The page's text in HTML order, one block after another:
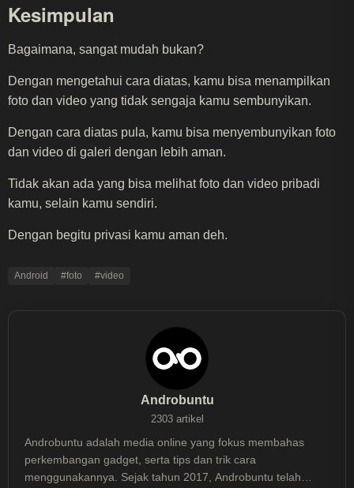
Kesimpulan
Bagaimana, sangat mudah bukan?
Dengan mengetahui cara diatas, kamu bisa menampilkan
foto dan video yang tidak sengaja kamu sembunyikan.
Dengan cara diatas pula, kamu bisa menyembunyikan foto
dan video di galeri dengan lebih aman.
Tidak akan ada yang bisa melihat foto dan video pribadi
kamu, selain kamu sendiri.
Dengan begitu privasi kamu aman deh.
Android #foto #video
Androbuntu
2303 artikel
Androbuntu adalah media online yang fokus membahas
perkembangan gadget, serta tips dan trik cara
menggunakannya. Sejak tahun 2017, Androbuntu telah